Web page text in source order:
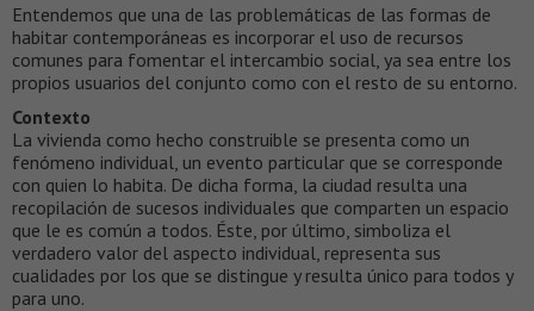
Entendemos que una de las problemáticas de las formas de
habitar contemporáneas es incorporar el uso de recursos
comunes para fomentar el intercambio social, ya sea entre los
propios usuarios del conjunto como con el resto de su entorno.
Contexto
La vivienda como hecho construible se presenta como un
fenómeno individual, un evento particular que se corresponde
con quien lo habita. De dicha forma, la ciudad resulta una
recopilación de sucesos individuales que comparten un espacio
que le es común a todos. Éste, por último, simboliza el
verdadero valor del aspecto individual, representa sus
cualidades por los que se distingue y resulta único para todos y
para uno.